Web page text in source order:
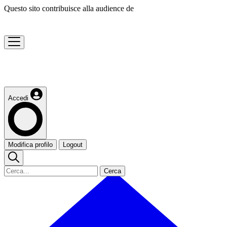
Questo sito contribuisce alla audience de
Accedi
Modifica profilo Logout
Cerca